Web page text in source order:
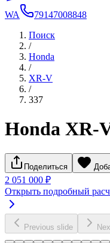
WA
79147008848
Поиск
/
Honda
/
XR-V
/
337
Honda XR-
Поделиться
2 051 000 ₽
Открыть подробный
Previous slide